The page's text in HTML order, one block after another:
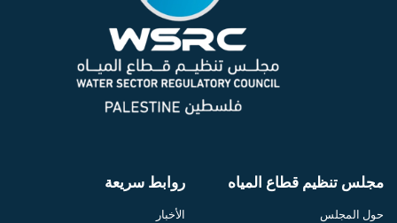
مجلس تنظيم قطاع المياه
حول المجلس
روابط سريعة
الأخبار